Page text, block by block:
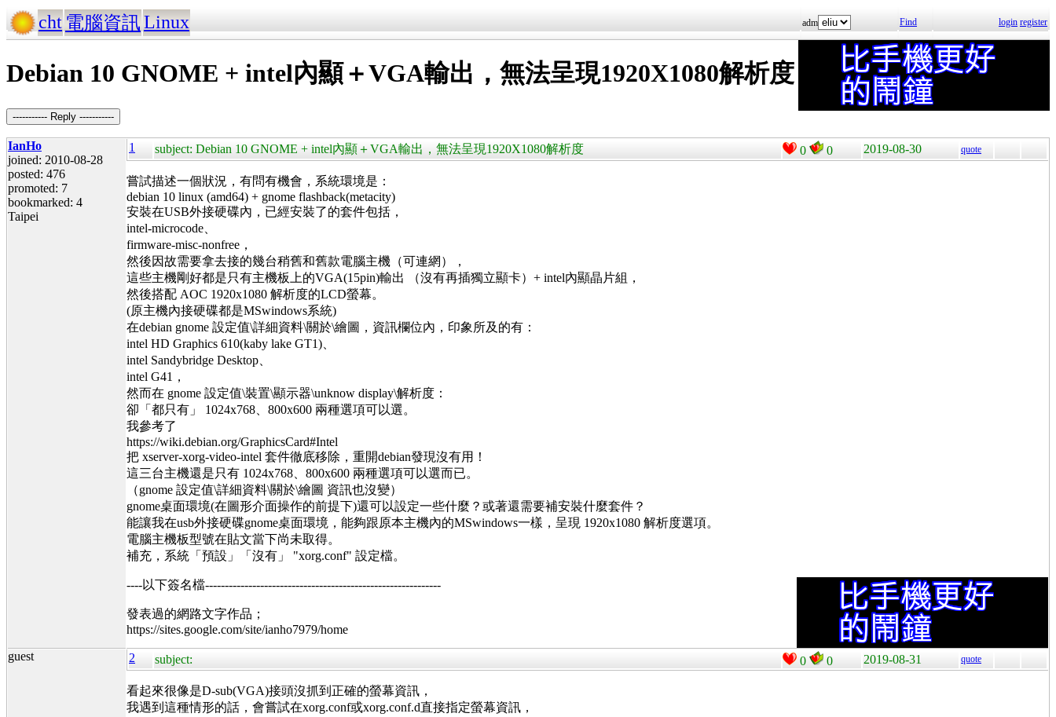
cht 電腦資訊Linux adm Find login register
Debian 10 GNOME + intel內顯＋VGA輸出，無法呈現1920X1080解析度
----------- Reply -----------
IanHo
joined: 2010-08-28
posted: 476
promoted: 7
bookmarked: 4
Taipei
1 subject: Debian 10 GNOME + intel內顯＋VGA輸出，無法呈現1920X1080解析度 0 0 2019-08-30 quote
嘗試描述一個狀況，有問有機會，系統環境是：
debian 10 linux (amd64) + gnome flashback(metacity)
安裝在USB外接硬碟內，已經安裝了的套件包括，
intel-microcode、
firmware-misc-nonfree，
然後因故需要拿去接的幾台稍舊和舊款電腦主機（可連網），
這些主機剛好都是只有主機板上的VGA(15pin)輸出 （沒有再插獨立顯卡）+ intel內顯晶片組，
然後搭配 AOC 1920x1080 解析度的LCD螢幕。
(原主機內接硬碟都是MSwindows系統)
在debian gnome 設定值\詳細資料\關於\繪圖，資訊欄位內，印象所及的有：
intel HD Graphics 610(kaby lake GT1)、
intel Sandybridge Desktop、
intel G41，
然而在 gnome 設定值\裝置\顯示器\unknow display\解析度：
卻「都只有」 1024x768、800x600 兩種選項可以選。
我參考了
https://wiki.debian.org/GraphicsCard#Intel
把 xserver-xorg-video-intel 套件徹底移除，重開debian發現沒有用！
這三台主機還是只有 1024x768、800x600 兩種選項可以選而已。
（gnome 設定值\詳細資料\關於\繪圖 資訊也沒變）
gnome桌面環境(在圖形介面操作的前提下)還可以設定一些什麼？或著還需要補安裝什麼套件？
能讓我在usb外接硬碟gnome桌面環境，能夠跟原本主機內的MSwindows一樣，呈現 1920x1080 解析度選項。
電腦主機板型號在貼文當下尚未取得。
補充，系統「預設」「沒有」 "xorg.conf" 設定檔。
----以下簽名檔------------------------------------------------------------
發表過的網路文字作品；
https://sites.google.com/site/ianho7979/home
guest
2 subject: 0 0 2019-08-31 quote
看起來很像是D-sub(VGA)接頭沒抓到正確的螢幕資訊，
我遇到這種情形的話，會嘗試在xorg.conf或xorg.conf.d直接指定螢幕資訊，